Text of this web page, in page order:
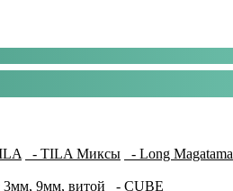
- TILA Миксы - Long Magatama
3мм, 9мм, витой - CUBE